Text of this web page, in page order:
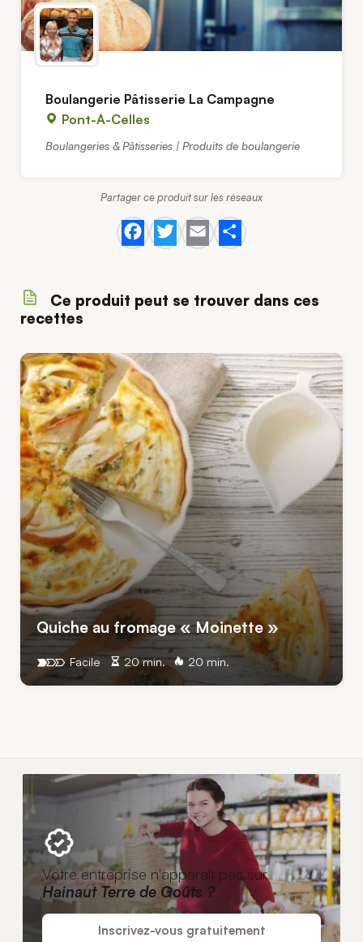
Boulangerie Pâtisserie La Campagne
Pont-A-Celles
Boulangeries & Pâtisseries | Produits de boulangerie
Partager ce produit sur les réseaux
Facebook
Twitter
EmailShare
Ce produit peut se trouver dans ces
recettes
Quiche au fromage « Moinette »
20 min. 20 min.
Facile
Votre entreprise n'apparaît pas sur
Hainaut Terre de Goûts ?
Inscrivez-vous gratuitement